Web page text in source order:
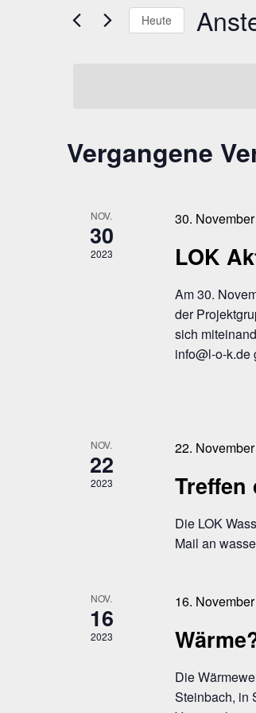
Navigation
Veranstaltungen
Schlüsselwort.
Heute
Vergangene
NOV.
30
2023
30.
LOK
Am 30.
der
sich
info@l-o-k.de
NOV.
22
2023
22.
Treffen
Die LOK
Mail an
NOV.
16
2023
16.
Die
Steinbach, in